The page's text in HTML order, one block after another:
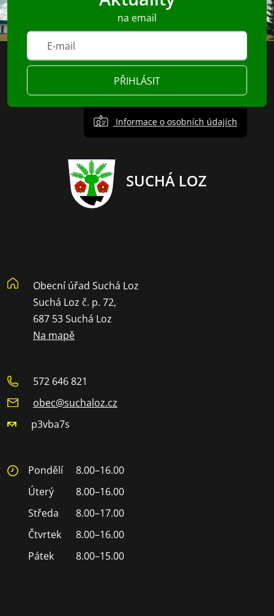
na email
PŘIHLÁSIT
Informace o osobních údajích
SUCHÁ LOZ
Obecní úřad Suchá Loz
Suchá Loz č. p. 72,
687 53 Suchá Loz
Na mapě
572 646 821
obec@suchaloz.cz
p3vba7s
Pondělí
8.00–16.00
Úterý
8.00–16.00
Středa
8.00–17.00
Čtvrtek
8.00–16.00
Pátek
8.00–15.00